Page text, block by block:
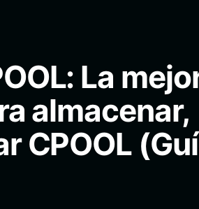
La
almacenar,
CPOOL